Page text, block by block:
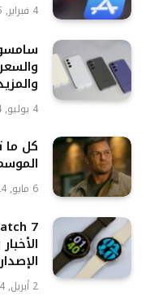
4 فبراير, 2025
4 يوليو, 2024
6 مايو, 2024
2 أبريل, 2024